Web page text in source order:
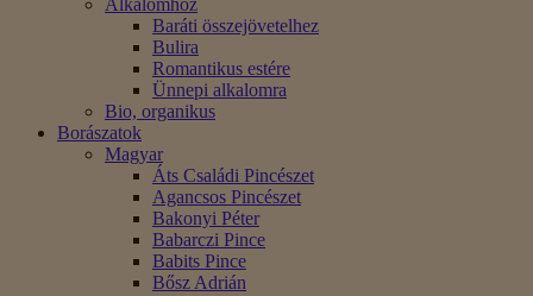
Baráti összejövetelhez
Bulira
Romantikus estére
Ünnepi alkalomra
Bio, organikus
Borászatok
Magyar
Áts Családi Pincészet
Agancsos Pincészet
Bakonyi Péter
Babarczi Pince
Babits Pince
Bősz Adrián